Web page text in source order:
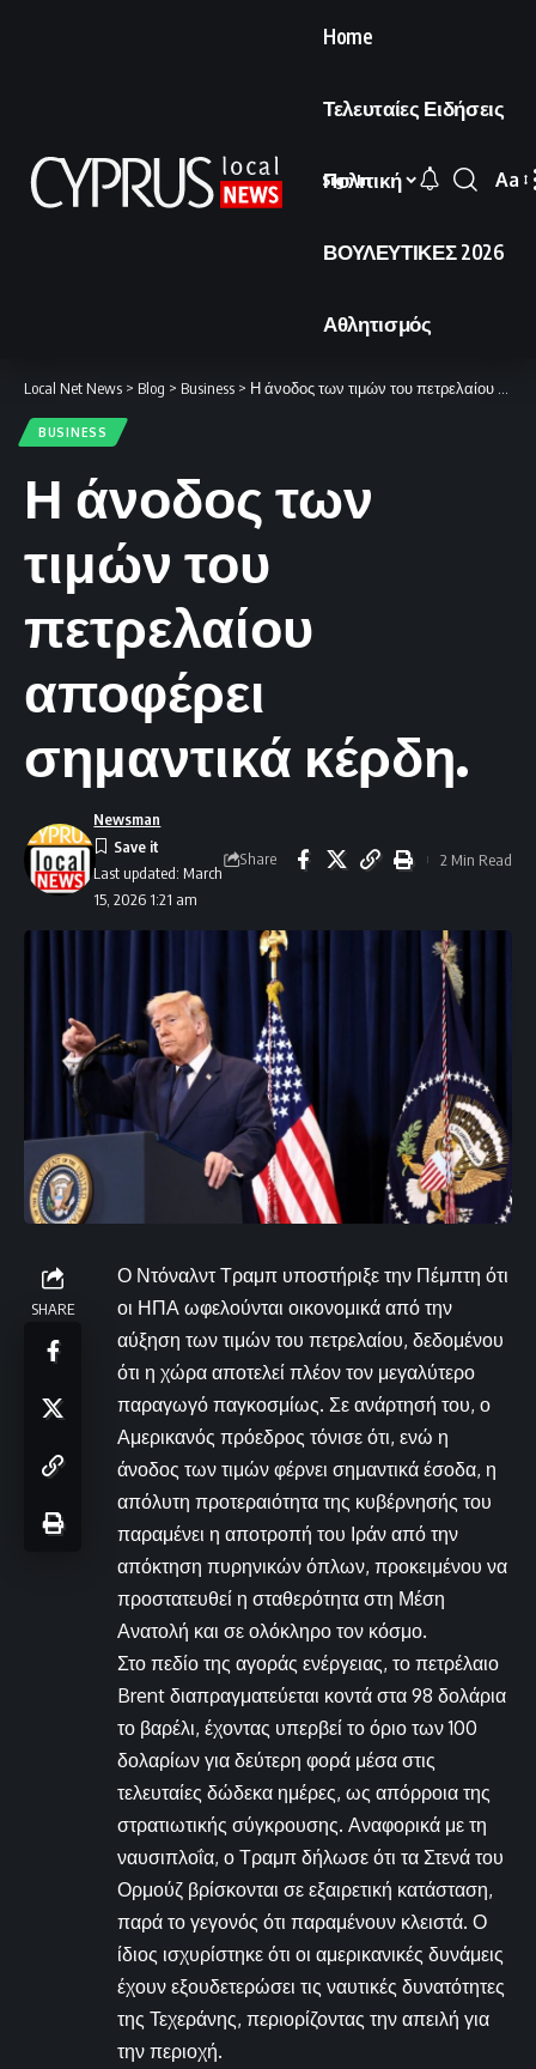
Home
Τελευταίες Ειδήσεις
Πολιτική
ΒΟΥΛΕΥΤΙΚΕΣ 2026
Αθλητισμός
Sign In
Font
Aa
Local Net News > Blog > Business > Η άνοδος των τιμών του πετρελαίου αποφέρει σημαντικά κέρδη.
BUSINESS
Η άνοδος των
τιμών του
πετρελαίου
αποφέρει
σημαντικά κέρδη.
Last updated: March
15, 2026 1:21 am
Newsman
Share 2 Min Read
SHARE
Ο Ντόναλντ Τραμπ υποστήριξε την Πέμπτη ότι
οι ΗΠΑ ωφελούνται οικονομικά από την
αύξηση των τιμών του πετρελαίου, δεδομένου
ότι η χώρα αποτελεί πλέον τον μεγαλύτερο
παραγωγό παγκοσμίως. Σε ανάρτησή του, ο
Αμερικανός πρόεδρος τόνισε ότι, ενώ η
άνοδος των τιμών φέρνει σημαντικά έσοδα, η
απόλυτη προτεραιότητα της κυβέρνησής του
παραμένει η αποτροπή του Ιράν από την
απόκτηση πυρηνικών όπλων, προκειμένου να
προστατευθεί η σταθερότητα στη Μέση
Ανατολή και σε ολόκληρο τον κόσμο.
Στο πεδίο της αγοράς ενέργειας, το πετρέλαιο
Brent διαπραγματεύεται κοντά στα 98 δολάρια
το βαρέλι, έχοντας υπερβεί το όριο των 100
δολαρίων για δεύτερη φορά μέσα στις
τελευταίες δώδεκα ημέρες, ως απόρροια της
στρατιωτικής σύγκρουσης. Αναφορικά με τη
ναυσιπλοΐα, ο Τραμπ δήλωσε ότι τα Στενά του
Ορμούζ βρίσκονται σε εξαιρετική κατάσταση,
παρά το γεγονός ότι παραμένουν κλειστά. Ο
ίδιος ισχυρίστηκε ότι οι αμερικανικές δυνάμεις
έχουν εξουδετερώσει τις ναυτικές δυνατότητες
της Τεχεράνης, περιορίζοντας την απειλή για
την περιοχή.